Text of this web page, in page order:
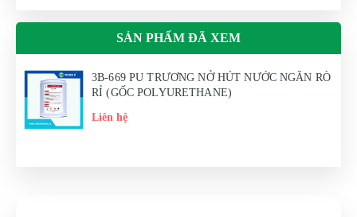
SẢN PHẨM ĐÃ XEM
3B-669 PU TRƯƠNG NỞ HÚT NƯỚC NGĂN RÒ
RỈ (GỐC POLYURETHANE)
Liên hệ